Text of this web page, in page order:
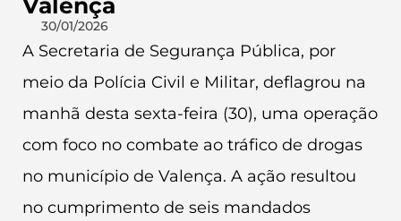
Valença
30/01/2026
A Secretaria de Segurança Pública, por
meio da Polícia Civil e Militar, deflagrou na
manhã desta sexta-feira (30), uma operação
com foco no combate ao tráfico de drogas
no município de Valença. A ação resultou
no cumprimento de seis mandados